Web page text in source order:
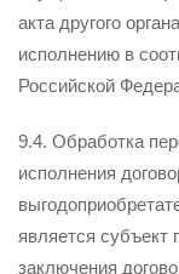
акта другого
исполнению в
Российской
9.4. Обработка
исполнения
является
заключения